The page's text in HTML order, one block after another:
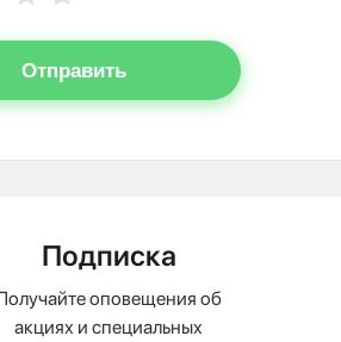
Отправить
Подписка
оповещения об
акциях и специальных